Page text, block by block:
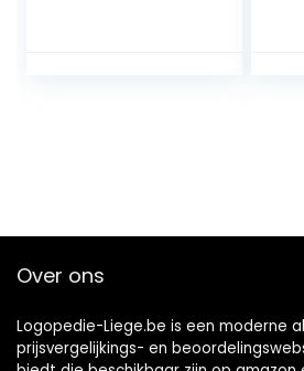
Over ons
Logopedie-Liege.be is een moderne
prijsvergelijkings- en